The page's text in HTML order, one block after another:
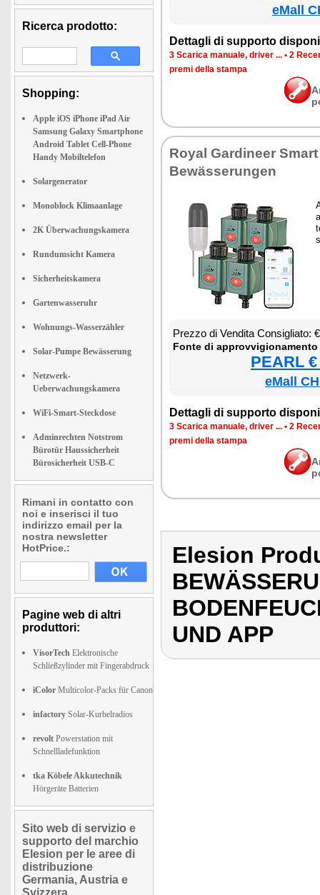
Ricerca prodotto:
Shopping:
Apple iOS iPhone iPad Air
Samsung Galaxy Smartphone
Android Tablet Cell-Phone
Handy Mobiltelefon
Solargenerator
Monoblock Klimaanlage
2K Überwachungskamera
Rundumsicht Kamera
Sicherheitskamera
Gartenwasseruhr
Wohnungs-Wasserzähler
Solar-Pumpe Bewässerung
Netzwerk-
Ueberwachungskamera
WiFi-Smart-Steckdose
Adminrechten Notstrom
Bürotür Haussicherheit
Bürosicherheit USB-C
Rimani in contatto con
noi e inserisci il tuo
indirizzo email per la
nostra newsletter
HotPrice.:
Pagine web di altri
produttori:
VisorTech Elektronische
Schließzylinder mit Fingerabdruck
iColor Multicolor-Packs für Canon
infactory Solar-Kurbelradios
revolt Powerstation mit
Schnellladefunktion
tka Köbele Akkutechnik
Hörgeräte Batterien
Sito web di servizio e
supporto del marchio
Elesion per le aree di
distribuzione
Germania, Austria e
Svizzera
eMall
Det­ta­gli di sup­por­to
3 Sca­ri­ca ma­nua­le, dri­ver ... • 2
pre­mi del­la stam­pa
Royal Gar­di­neer
Bewässe­run­gen
Prez­zo di Ven­di­ta Con­si­glia­to:
Fon­te di
PEARL
eMall
Det­ta­gli di sup­por­to
3 Sca­ri­ca ma­nua­le, dri­ver ... • 2
pre­mi del­la stam­pa
Elesion
UND APP